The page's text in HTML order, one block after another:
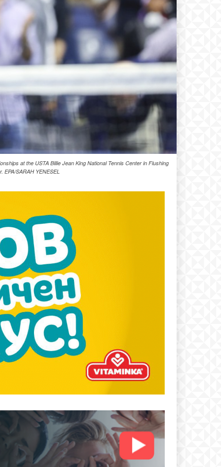
at the USTA Billie Jean King National Tennis Center in Flushing
EPA/SARAH YENESEL